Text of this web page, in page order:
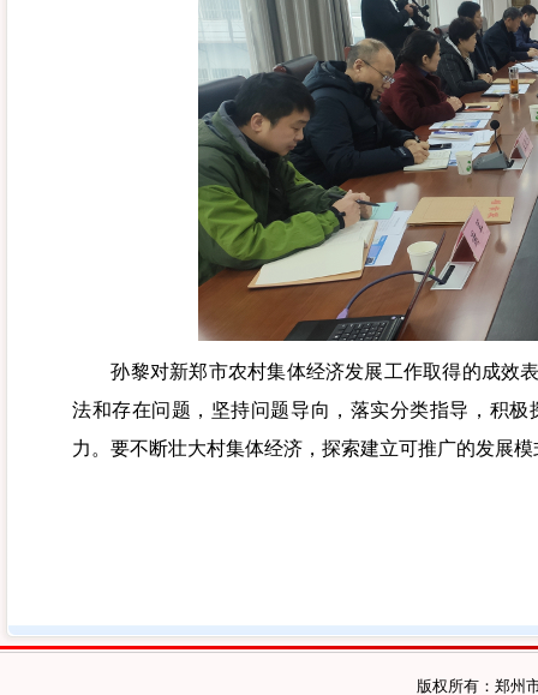
孙黎对新郑市农村集体经济发展工作取得的成效表
法和存在问题，坚持问题导向，落实分类指导，积
力。要不断壮大村集体经济，探索建立可推广的发展
版权所有：郑州